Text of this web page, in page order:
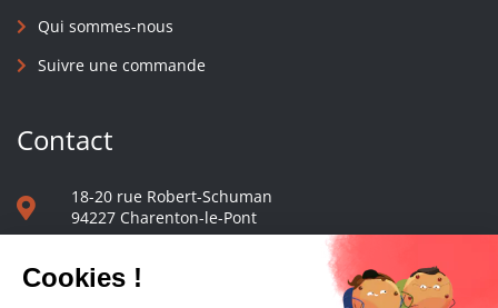
Qui sommes-nous
Suivre une commande
Contact
18-20 rue Robert-Schuman
94227 Charenton-le-Pont